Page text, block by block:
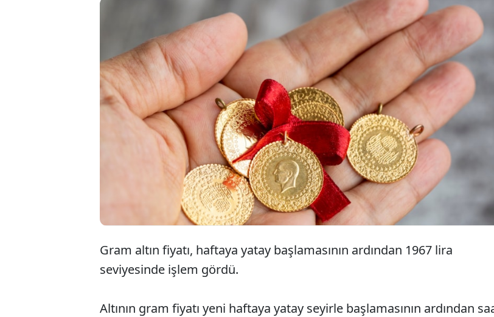
Altın fiyatları haftanın ilk işlem gününde yatay seyir izliyor.
Merkez bankalarının gelecek dönem para politikalarına
ilişkin belirsizliklerin fiyatlar üzerinde etkili olduğu
düşünülüyor.
Gram altın fiyatı, haftaya yatay başlamasının ardından 1967 lira
seviyesinde işlem gördü.
Altının gram fiyatı yeni haftaya yatay seyirle başlamasının ardından